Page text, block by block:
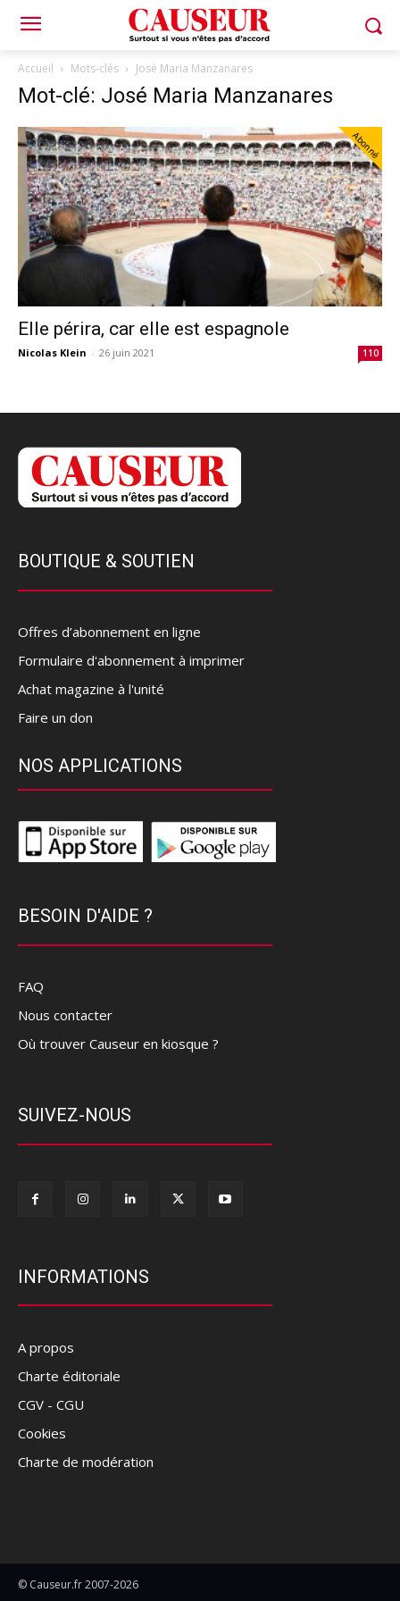
Accueil Mots-clés José Maria Manzanares
Mot-clé: José Maria Manzanares
Abonné
Elle périra, car elle est espagnole
Nicolas Klein - 26 juin 2021 110
BOUTIQUE & SOUTIEN
Offres d’abonnement en ligne
Formulaire d'abonnement à imprimer
Achat magazine à l'unité
Faire un don
NOS APPLICATIONS
BESOIN D'AIDE ?
FAQ
Nous contacter
Où trouver Causeur en kiosque ?
SUIVEZ-NOUS
INFORMATIONS
A propos
Charte éditoriale
CGV - CGU
Cookies
Charte de modération
© Causeur.fr 2007-2026